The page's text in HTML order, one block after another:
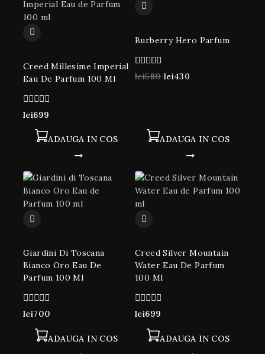
Creed Millesime Imperial
Eau De Parfum 100 Ml
0
lei699
ADAUGA IN COS
Burberry Hero Parfum
4.00
lei580 lei430
ADAUGA IN COS
Giardini Di Toscana
Bianco Oro Eau De
Parfum 100 Ml
0
lei700
ADAUGA IN COS
Creed Silver Mountain
Water Eau De Parfum
100 Ml
0
lei699
ADAUGA IN COS